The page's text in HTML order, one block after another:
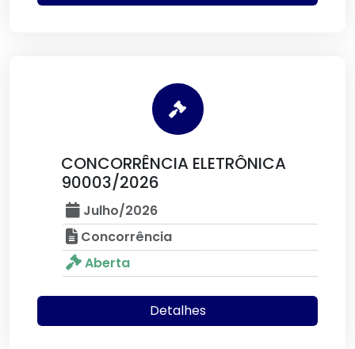
CONCORRÊNCIA ELETRÔNICA
90003/2026
Julho/2026
Concorrência
Aberta
Detalhes